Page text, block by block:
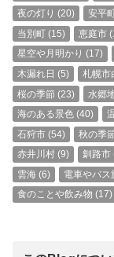
夜の灯り (20) 安平
当別町(15) 恵庭市
星空や月明かり (17)
木漏れ日 (5) 札幌市
桜の季節 (23) 水郷
海のある景色(40)
石狩市(54) 秋の季
赤井川村(9) 釧路市
雲海(6) 電車やバス
食のことや飲み物 (17)